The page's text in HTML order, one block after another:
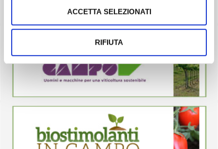
ACCETTA SELEZIONATI
RIFIUTA